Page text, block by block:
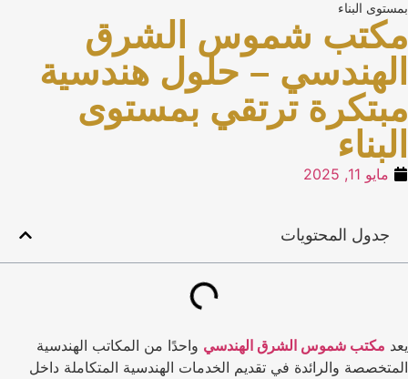
بمستوى البناء
مكتب شموس الشرق
الهندسي – حلول هندسية
مبتكرة ترتقي بمستوى
البناء
مايو 11, 2025
جدول المحتويات
يعد مكتب شموس الشرق الهندسي واحدًا من المكاتب الهندسية
المتخصصة والرائدة في تقديم الخدمات الهندسية المتكاملة داخل